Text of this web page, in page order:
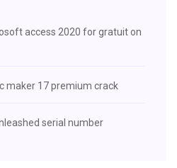
access 2020 for gratuit on
maker 17 premium crack
serial number